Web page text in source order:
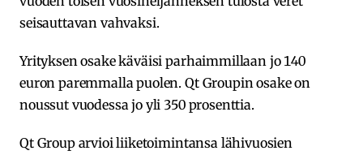
seisauttavan vahvaksi.
Yrityksen osake käväisi parhaimmillaan jo 140
euron paremmalla puolen. Qt Groupin osake on
noussut vuodessa jo yli 350 prosenttia.
Qt Group arvioi liiketoimintansa lähivuosien